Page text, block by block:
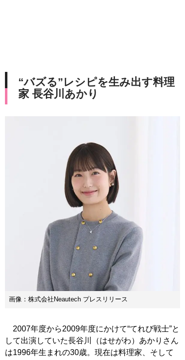
“バズる”レシピを生み出す料理
家 長谷川あかり
画像：株式会社Neautech プレスリリース
2007年度から2009年度にかけて“てれび戦士”と
して出演していた長谷川（はせがわ）あかりさん
は1996年生まれの30歳。現在は料理家、そして